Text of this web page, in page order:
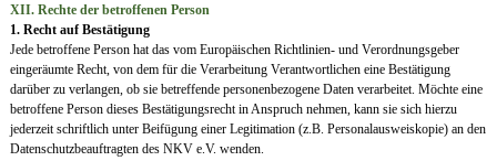
XII. Rechte der betroffenen Person
1. Recht auf Bestätigung
Jede betroffene Person hat das vom Europäischen Richtlinien- und Verordnungsgeber
eingeräumte Recht, von dem für die Verarbeitung Verantwortlichen eine Bestätigung
darüber zu verlangen, ob sie betreffende personenbezogene Daten verarbeitet. Möchte eine
betroffene Person dieses Bestätigungsrecht in Anspruch nehmen, kann sie sich hierzu
jederzeit schriftlich unter Beifügung einer Legitimation (z.B. Personalausweiskopie) an den
Datenschutzbeauftragten des NKV e.V. wenden.